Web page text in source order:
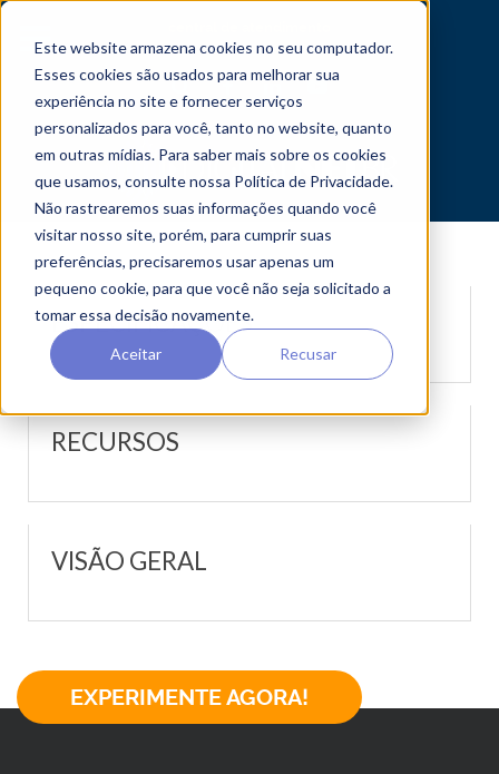
Este website armazena cookies no seu computador.
Esses cookies são usados ​​para melhorar sua
experiência no site e fornecer serviços
personalizados para você, tanto no website, quanto
em outras mídias. Para saber mais sobre os cookies
que usamos, consulte nossa Política de Privacidade.
Não rastrearemos suas informações quando você
visitar nosso site, porém, para cumprir suas
preferências, precisaremos usar apenas um
pequeno cookie, para que você não seja solicitado a
tomar essa decisão novamente.
Aceitar Recusar
ESPECIFICAÇÕES
RECURSOS
VISÃO GERAL
EXPERIMENTE AGORA!